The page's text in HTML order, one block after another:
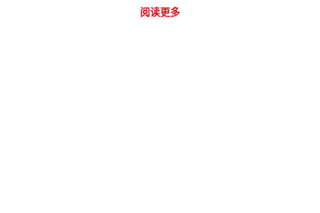
阅读更多